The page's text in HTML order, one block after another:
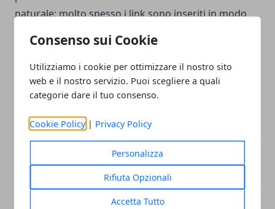
Consenso sui Cookie
Utilizziamo i cookie per ottimizzare il nostro sito
web e il nostro servizio. Puoi scegliere a quali
categorie dare il tuo consenso.
Cookie Policy | Privacy Policy
Personalizza
Rifiuta Opzionali
Accetta Tutto
naturale: molto spesso i link sono inseriti in modo
action, dunque in base al tipo di
o servizio da linkare,si potrà comprendere quale
debba essere il posizionamento corretto.
Facebook
TwitterWhatsapp